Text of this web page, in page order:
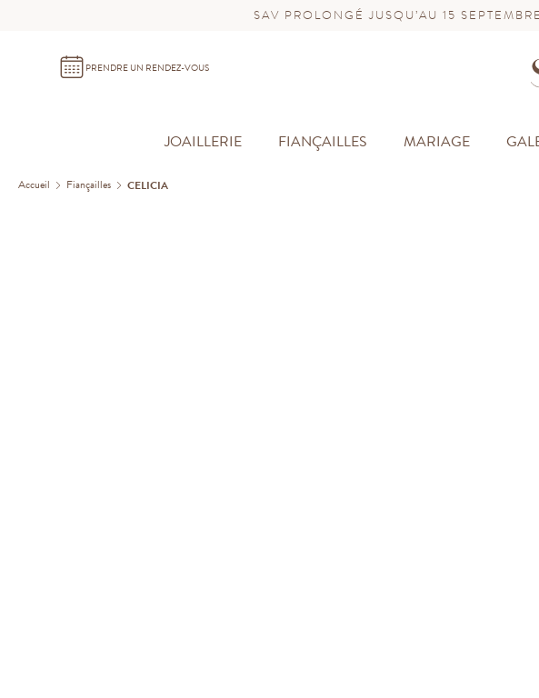
SAV PROLONGÉ JUSQU’AU 15
PRENDRE UN RENDEZ-VOUS
JOAILLERIE FIANÇAILLES MARIAGE
Accueil Fiançailles CELICIA